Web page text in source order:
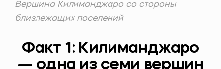
Вершина Килиманджаро со стороны
близлежащих поселений
Факт 1: Килиманджаро
— одна из семи вершин